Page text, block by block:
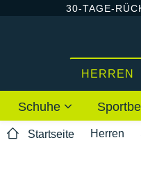
30-TAGE-
HERREN
Schuhe
Startseite Herren